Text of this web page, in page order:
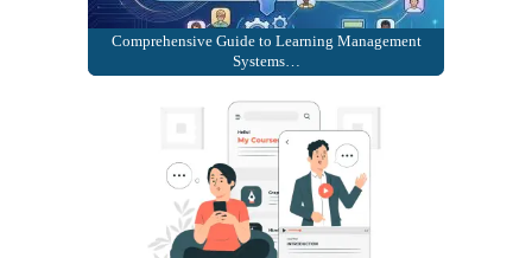
Comprehensive Guide to Learning Management
Systems…